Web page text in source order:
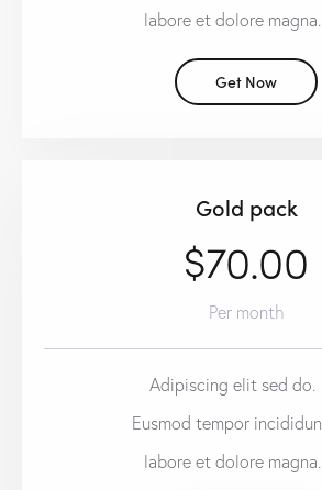
labore et dolore magna.
Get Now
Gold pack
$70.00
Per month
Adipiscing elit sed do.
Eusmod tempor
labore et dolore magna.